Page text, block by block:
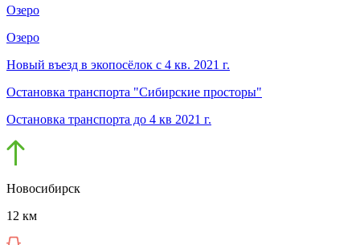
Озеро
Озеро
Новый въезд в экопосёлок с 4 кв. 2021 г.
Остановка транспорта "Сибирские просторы"
Остановка транспорта до 4 кв 2021 г.
Новосибирск
12 км